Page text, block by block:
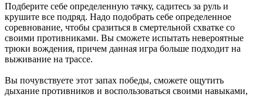
Подберите себе определенную тачку, садитесь за руль и
крушите все подряд. Надо подобрать себе определенное
соревнование, чтобы сразиться в смертельной схватке со
своими противниками. Вы сможете испытать невероятные
трюки вождения, причем данная игра больше подходит на
выживание на трассе.
Вы почувствуете этот запах победы, сможете ощутить
дыхание противников и воспользоваться своими навыками,